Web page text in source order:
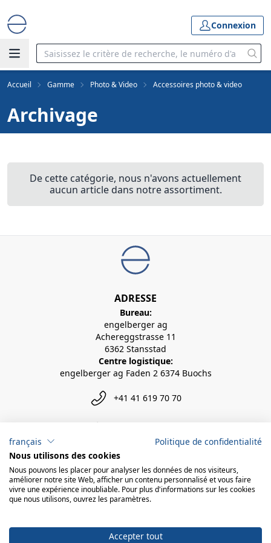
Connexion
Accueil Gamme Photo & Video Accessoires photo & video
Archivage
De cette catégorie, nous n'avons actuellement
aucun article dans notre assortiment.
ADRESSE
Bureau:
engelberger ag
Achereggstrasse 11
6362 Stansstad
Centre logistique:
engelberger ag Faden 2 6374 Buochs
+41 41 619 70 70
français
Politique de confidentialité
Nous utilisons des cookies
Nous pouvons les placer pour analyser les données de nos visiteurs,
améliorer notre site Web, afficher un contenu personnalisé et vous faire
vivre une expérience inoubliable. Pour plus d'informations sur les cookies
que nous utilisons, ouvrez les paramètres.
Accepter tout